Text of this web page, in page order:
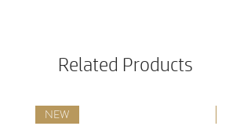
Related Products
NEW